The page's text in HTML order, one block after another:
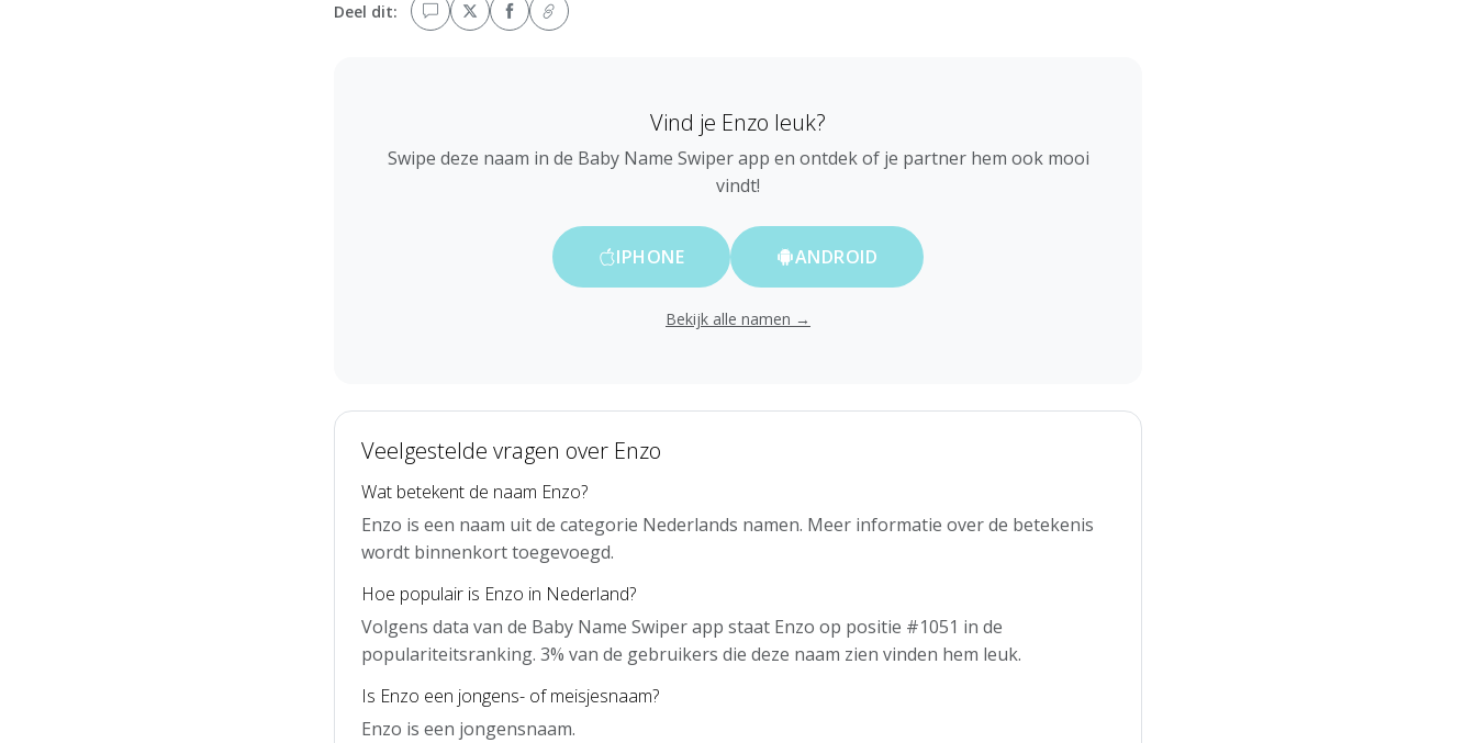
Deel dit:
Vind je Enzo leuk?
Swipe deze naam in de Baby Name Swiper app en ontdek of je partner hem ook mooi
vindt!
IPHONE ANDROID
Bekijk alle namen →
Veelgestelde vragen over Enzo
Wat betekent de naam Enzo?
Enzo is een naam uit de categorie Nederlands namen. Meer informatie over de betekenis
wordt binnenkort toegevoegd.
Hoe populair is Enzo in Nederland?
Volgens data van de Baby Name Swiper app staat Enzo op positie #1051 in de
populariteitsranking. 3% van de gebruikers die deze naam zien vinden hem leuk.
Is Enzo een jongens- of meisjesnaam?
Enzo is een jongensnaam.